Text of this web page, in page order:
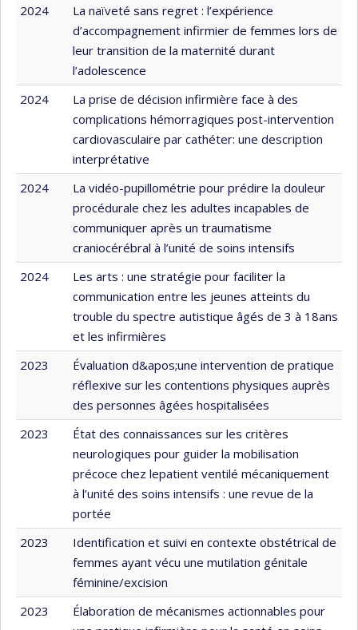
2024
La naïveté sans regret : l’expérience
d’accompagnement infirmier de femmes lors de
leur transition de la maternité durant
l’adolescence
2024
La prise de décision infirmière face à des
complications hémorragiques post-intervention
cardiovasculaire par cathéter: une description
interprétative
2024
La vidéo-pupillométrie pour prédire la douleur
procédurale chez les adultes incapables de
communiquer après un traumatisme
craniocérébral à l’unité de soins intensifs
2024
Les arts : une stratégie pour faciliter la
communication entre les jeunes atteints du
trouble du spectre autistique âgés de 3 à 18ans
et les infirmières
2023
Évaluation d&apos;une intervention de pratique
réflexive sur les contentions physiques auprès
des personnes âgées hospitalisées
2023
État des connaissances sur les critères
neurologiques pour guider la mobilisation
précoce chez lepatient ventilé mécaniquement
à l’unité des soins intensifs : une revue de la
portée
2023
Identification et suivi en contexte obstétrical de
femmes ayant vécu une mutilation génitale
féminine/excision
2023
Élaboration de mécanismes actionnables pour